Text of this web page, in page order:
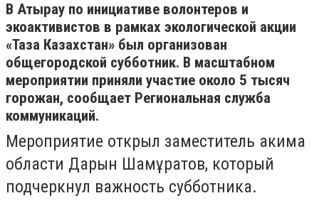
В Атырау по инициативе волонтеров и
экоактивистов в рамках экологической акции
«Таза Казахстан» был организован
общегородской субботник. В масштабном
мероприятии приняли участие около 5 тысяч
горожан, сообщает Региональная служба
коммуникаций.
Мероприятие открыл заместитель акима
области Дарын Шамұратов, который
подчеркнул важность субботника.